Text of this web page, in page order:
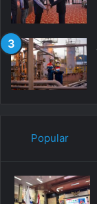
Popular